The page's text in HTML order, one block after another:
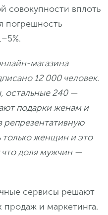
совокупности вплоть
погрешность
магазина
12 000 человек.
остальные 240 —
подарки женам и
репрезентативную
женщин и это
что доля мужчин —
сервисы решают
продаж и маркетинга.